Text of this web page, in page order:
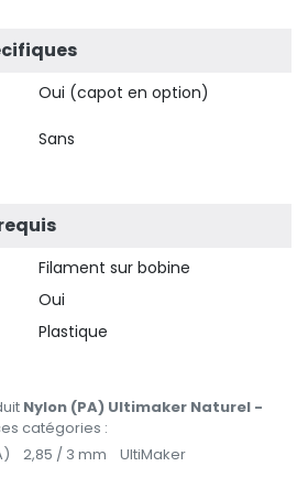
Oui (capot en option)
Sans
Filament sur bobine
Oui
Plastique
Nylon (PA) Ultimaker Naturel -
catégories :
2,85 / 3 mm UltiMaker